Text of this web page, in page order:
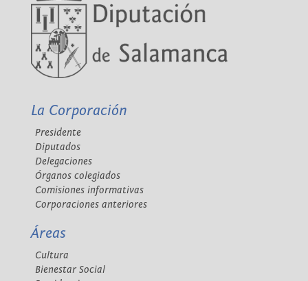
La Corporación
Presidente
Diputados
Delegaciones
Órganos colegiados
Comisiones informativas
Corporaciones anteriores
Áreas
Cultura
Bienestar Social